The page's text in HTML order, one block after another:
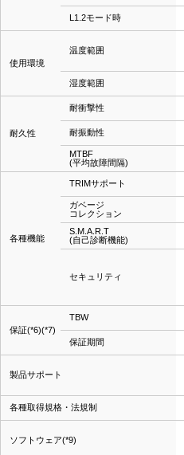
L1.2モード時
使用環境
温度範囲
湿度範囲
耐久性
耐衝撃性
耐振動性
MTBF
(平均故障間隔)
各種機能
TRIMサポート
ガベージ
コレクション
S.M.A.R.T
(自己診断機能)
セキュリティ
保証(*6)(*7)
TBW
保証期間
製品サポート
各種取得規格・法規制
ソフトウェア(*9)